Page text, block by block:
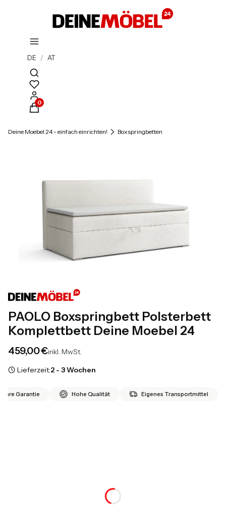
DE / AT
Suchmaschine öffnen
Produkte im Warenkorb: 0. Details anzeigen
Deine Moebel 24 - einfach einrichten! Boxspringbetten
PAOLO Boxspringbett Polsterbett
Komplettbett Deine Moebel 24
Preis
459,00 €inkl. MwSt.
Lieferzeit:2 - 3 Wochen
Garantie Hohe Qualität Eigenes Transportmittel